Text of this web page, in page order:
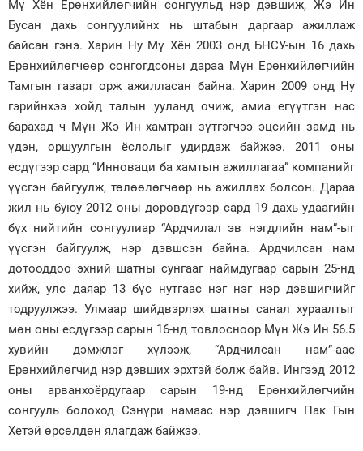
Мү Хён Ерөнхийлөг­чийн сонгуульд нэр дэвшиж, Жэ Ин
Бусан дахь сонгуулийнх нь штабын даргаар ажиллаж
байсан гэнэ. Харин Ну Мү Хён 2003 онд БНСУ-ын 16 дахь
Ерөнхийлөгчөөр сонгогдсоны дараа Мүн Ерөнхийлөгчийн
Тамгын газарт орж ажилласан байна. Харин 2009 онд Ну
гэрийнхээ хойд талын ууланд очиж, амиа егүүтгэн нас
барахад ч Мүн Жэ Ин хамтран зүтгэгчээ эцсийн замд нь
үдэн, оршуулгын ёслолыг удирдаж байжээ. 2011 оны
есдүгээр сард “Инноваци ба хамтын ажиллагаа” компанийг
үүсгэн байгуулж, төлөөлөгчөөр нь ажиллах болсон. Дараа
жил нь буюу 2012 оны дөрөвдүгээр сард 19 дахь удаагийн
бүх нийтийн сонгуулиар “Ардчилал эв нэгдлийн нам”-ыг
үүсгэн байгуулж, нэр дэвшсэн байна. Ардчилсан нам
дотооддоо эхний шатны сунгааг наймдугаар сарын 25-нд
хийж, улс даяар 13 бүс нутгаас нэг нэг нэр дэвшигчийг
тодруулжээ. Улмаар шийдвэрлэх шатны санал хураалтыг
мөн оны есдүгээр сарын 16-нд товлосноор Мүн Жэ Ин 56.5
хувийн дэмжлэг хүлээж, “Ардчилсан нам”-аас
Ерөнхийлөгчид нэр дэвших эрхтэй болж байв. Ингээд 2012
оны арванхоёрдугаар сарын 19-нд Ерөнхийлөгчийн
сонгууль болоход Сэнүри намаас нэр дэвшигч Пак Гын
Хетэй өрсөлдөн ялагдаж байжээ.